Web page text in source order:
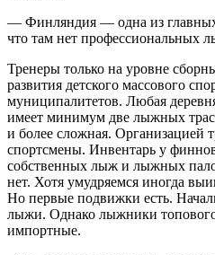
— Финляндия — одна из
что там нет профессиональных
Тренеры только на уровне
развития детского массового
муниципалитетов. Любая
имеет минимум две лыжных
и более сложная. Организацией
спортсмены. Инвентарь у
собственных лыж и лыжных
нет. Хотя умудряемся иногда
Но первые подвижки есть.
лыжи. Однако лыжники
импортные.